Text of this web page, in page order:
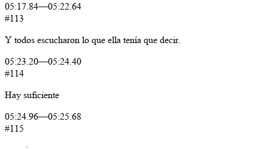
05:17.84—05:22.64
#113
Y todos escucharon lo que ella tenía que decir.
05:23.20—05:24.40
#114
Hay suficiente
05:24.96—05:25.68
#115